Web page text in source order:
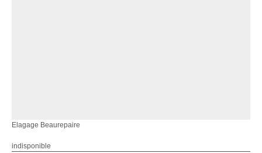
Elagage Beaurepaire
indisponible